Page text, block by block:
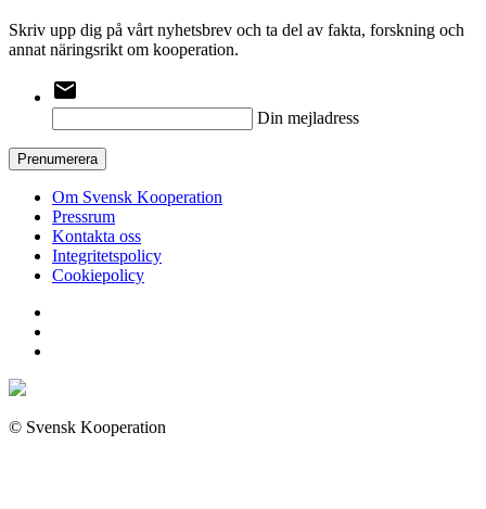
Skriv upp dig på vårt nyhetsbrev och ta del av fakta, forskning och
annat näringsrikt om kooperation.
email
Din mejladress
Prenumerera
Om Svensk Kooperation
Pressrum
Kontakta oss
Integritetspolicy
Cookiepolicy
© Svensk Kooperation